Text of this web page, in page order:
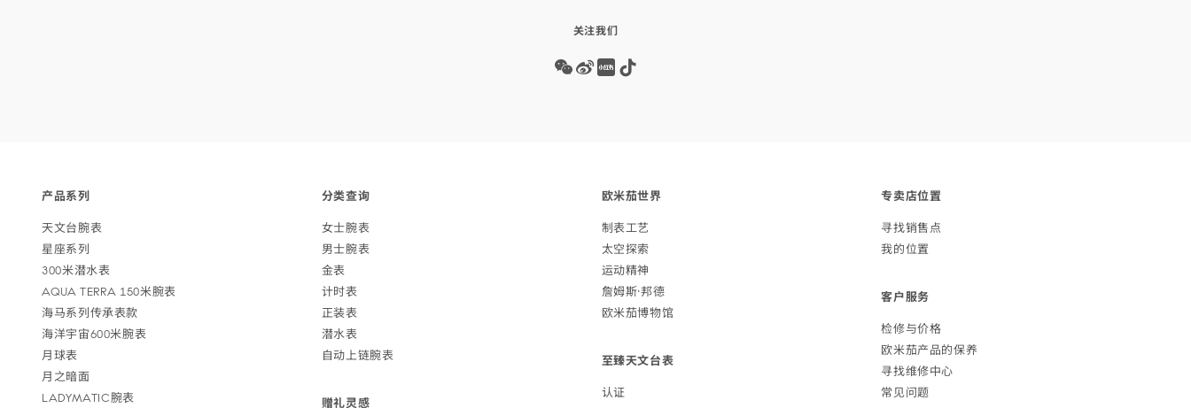
关注我们
Footer
产品系列
天文台腕表
星座系列
300米潜水表
AQUA TERRA 150米腕表
海马系列传承表款
海洋宇宙600米腕表
月球表
月之暗面
LADYMATIC腕表
分类查询
女士腕表
男士腕表
金表
计时表
正装表
潜水表
自动上链腕表
赠礼灵感
欧米茄世界
制表工艺
太空探索
运动精神
詹姆斯·邦德
欧米茄博物馆
至臻天文台表
认证
专卖店位置
寻找销售点
我的位置
客户服务
检修与价格
欧米茄产品的保养
寻找维修中心
常见问题